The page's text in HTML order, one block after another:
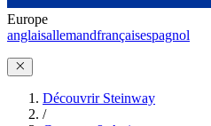
Europe
anglaisallemandfrançaisespagnol
Découvrir Steinway
/